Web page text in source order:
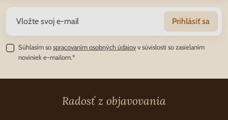
Prihlásiť sa
Súhlasím sospracovaním osobných údajovv súvislosti so zasielaním
noviniek e-mailom.*
Radosť z objavovania